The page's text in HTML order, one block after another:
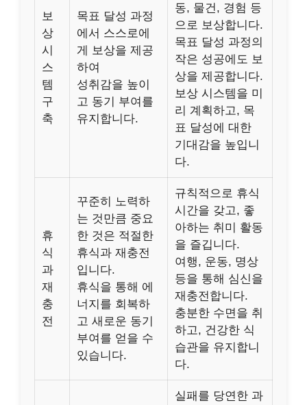
보
상
시
스
템
구
축
목표 달성 과정
에서 스스로에
게 보상을 제공
하여
성취감을 높이
고 동기 부여를
유지합니다.
동, 물건, 경험 등
으로 보상합니다.
목표 달성 과정의
작은 성공에도 보
상을 제공합니다.
보상 시스템을 미
리 계획하고, 목
표 달성에 대한
기대감을 높입니
다.
휴
식
과
재
충
전
꾸준히 노력하
는 것만큼 중요
한 것은 적절한
휴식과 재충전
입니다.
휴식을 통해 에
너지를 회복하
고 새로운 동기
부여를 얻을 수
있습니다.
규칙적으로 휴식
시간을 갖고, 좋
아하는 취미 활동
을 즐깁니다.
여행, 운동, 명상
등을 통해 심신을
재충전합니다.
충분한 수면을 취
하고, 건강한 식
습관을 유지합니
다.
실패를 당연한 과